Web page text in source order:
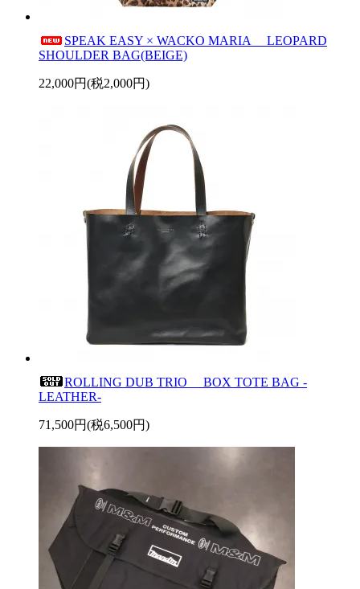
SPEAK EASY × WACKO MARIA LEOPARD
SHOULDER BAG(BEIGE)
22,000円(税2,000円)
ROLLING DUB TRIO BOX TOTE BAG -
LEATHER-
71,500円(税6,500円)